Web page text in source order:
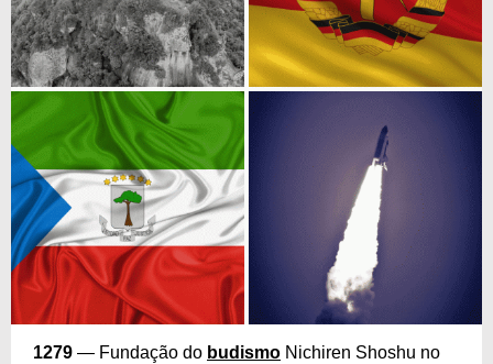
1279 — Fundação do budismo Nichiren Shoshu no